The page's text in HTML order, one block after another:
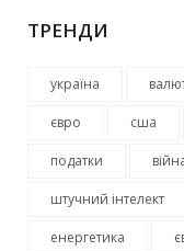
ТРЕНДИ
україна
євро сша
податки
штучний інтелект
енергетика